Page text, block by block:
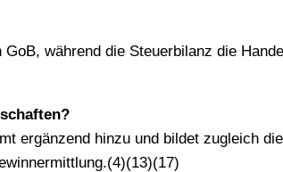
während die Steuerbilanz die
ergänzend hinzu und bildet zugleich